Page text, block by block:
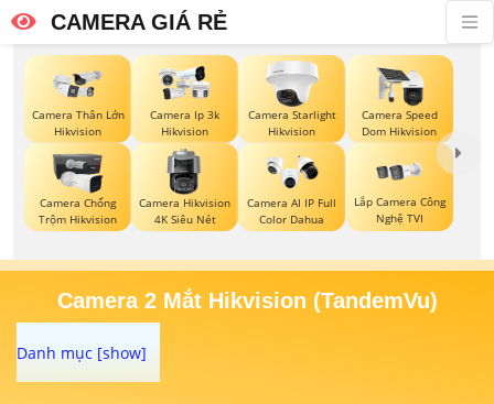
CAMERA GIÁ RẺ
Camera Thân Lớn
Hikvision
Camera Ip 3k
Hikvision
Camera Starlight
Hikvision
Camera Speed
Dom Hikvision
Camera Chống
Trộm Hikvision
Camera Hikvision
4K Siêu Nét
Camera AI IP Full
Color Dahua
Lắp Camera Công
Nghệ TVI
Camera 2 Mắt Hikvision (TandemVu)